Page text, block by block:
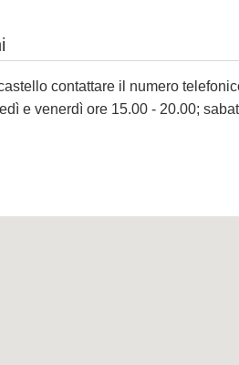
contattare il numero
e venerdì ore 15.00 - 20.00;